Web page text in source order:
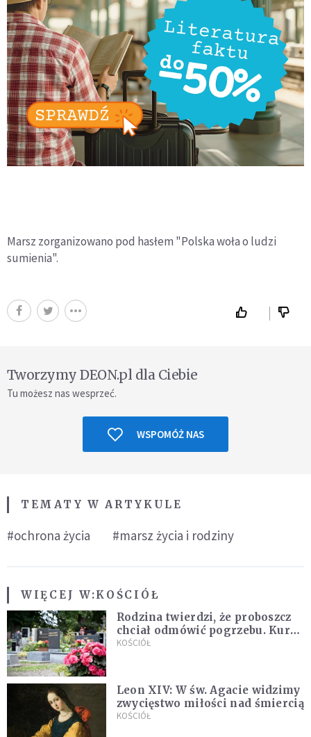
Marsz zorganizowano pod hasłem "Polska woła o ludzi
sumienia".
Tworzymy DEON.pl dla Ciebie
Tu możesz nas wesprzeć.
WSPOMÓŻ NAS
TEMATY W ARTYKULE
#ochrona życia #marsz życia i rodziny
WIĘCEJ W:KOŚCIÓŁ
Rodzina twierdzi, że proboszcz
chciał odmówić pogrzebu. Kuria
zapowiada wyjaśnienia
KOŚCIÓŁ
Leon XIV: W św. Agacie widzimy
zwycięstwo miłości nad śmiercią
KOŚCIÓŁ